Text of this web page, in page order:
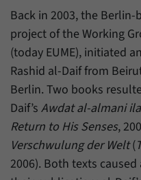
Back in 2003, the Berlin-
project of the Working
(today EUME), initiated
Rashid al-Daif from
Berlin. Two books
Daif’s Awdat al-almani
Return to His Senses,
Verschwulung der Welt(
2006). Both texts
Zweck
Daten
speichern.